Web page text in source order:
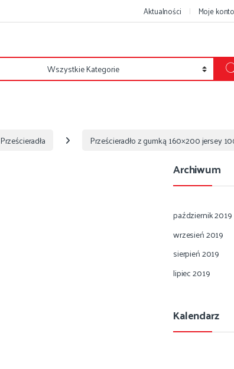
Aktualności Moje konto
Prześcieradła Prześcieradło z gumką 160×200 jersey
Archiwum
październik 2019
wrzesień 2019
sierpień 2019
lipiec 2019
Kalendarz